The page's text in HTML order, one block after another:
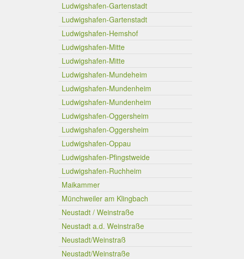
Ludwigshafen-Gartenstadt
Ludwigshafen-Gartenstadt
Ludwigshafen-Hemshof
Ludwigshafen-Mitte
Ludwigshafen-Mitte
Ludwigshafen-Mundeheim
Ludwigshafen-Mundenheim
Ludwigshafen-Mundenheim
Ludwigshafen-Oggersheim
Ludwigshafen-Oggersheim
Ludwigshafen-Oppau
Ludwigshafen-Pfingstweide
Ludwigshafen-Ruchheim
Maikammer
Münchweiler am Klingbach
Neustadt / Weinstraße
Neustadt a.d. Weinstraße
Neustadt/Weinstraß
Neustadt/Weinstraße